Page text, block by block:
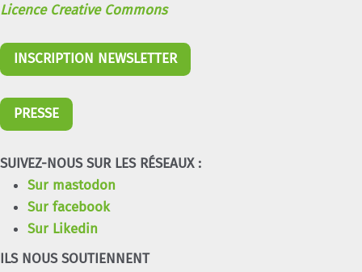
Licence Creative Commons
INSCRIPTION NEWSLETTER
PRESSE
SUIVEZ-NOUS SUR LES RÉSEAUX :
Sur mastodon
Sur facebook
Sur Likedin
ILS NOUS SOUTIENNENT